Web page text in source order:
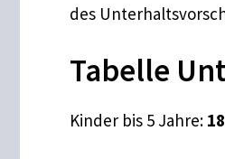
des
Tabelle
Kinder bis 5 Jahre: